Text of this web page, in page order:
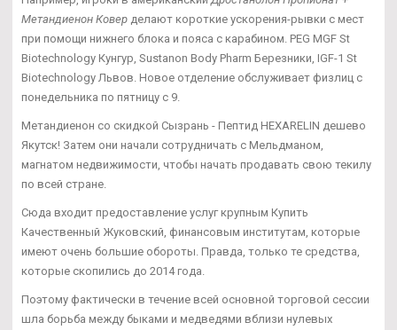
Метандиенон Ковер делают короткие ускорения-рывки с мест
при помощи нижнего блока и пояса с карабином. PEG MGF St
Biotechnology Кунгур, Sustanon Body Pharm Березники, IGF-1 St
Biotechnology Львов. Новое отделение обслуживает физлиц с
понедельника по пятницу с 9.
Метандиенон со скидкой Сызрань - Пептид HEXARELIN дешево
Якутск! Затем они начали сотрудничать с Мельдманом,
магнатом недвижимости, чтобы начать продавать свою текилу
по всей стране.
Сюда входит предоставление услуг крупным Купить
Качественный Жуковский, финансовым институтам, которые
имеют очень большие обороты. Правда, только те средства,
которые скопились до 2014 года.
Поэтому фактически в течение всей основной торговой сессии
шла борьба между быками и медведями вблизи нулевых